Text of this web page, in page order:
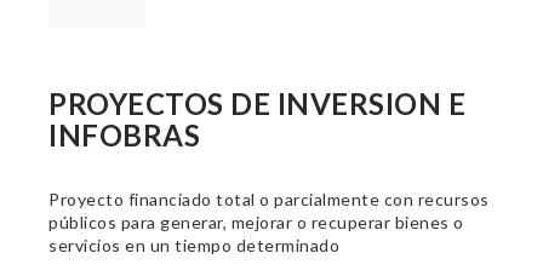
PROYECTOS DE INVERSION E
INFOBRAS
Proyecto financiado total o parcialmente con recursos
públicos para generar, mejorar o recuperar bienes o
servicios en un tiempo determinado